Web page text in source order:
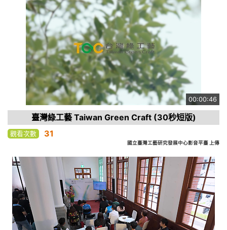
00:00:46
臺灣綠工藝 Taiwan Green Craft (30秒短版)
觀看次數 31
國立臺灣工藝研究發展中心影音平臺 上傳